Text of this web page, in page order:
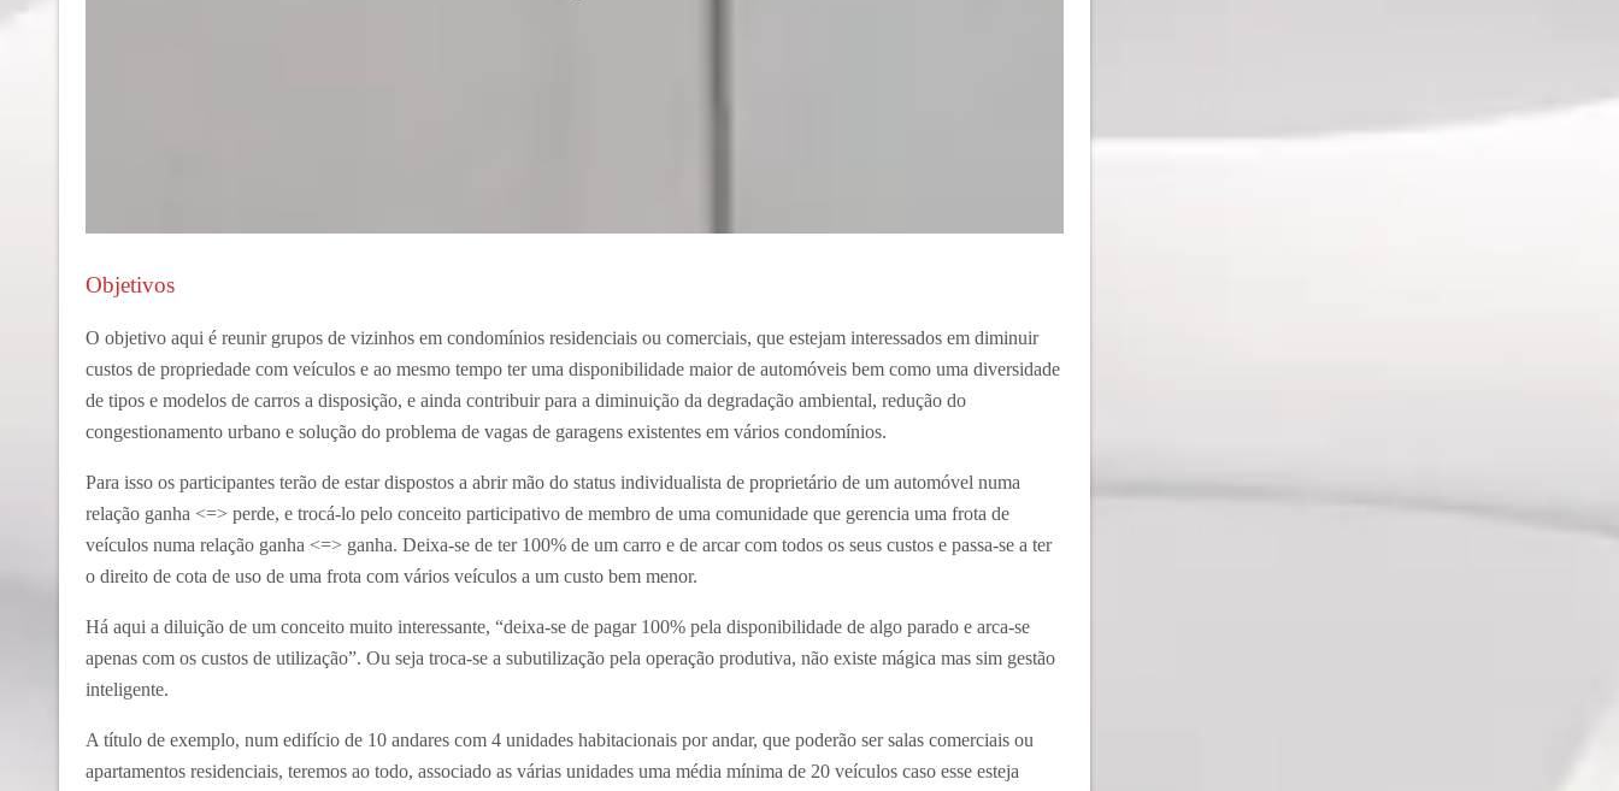
Objetivos
O objetivo aqui é reunir grupos de vizinhos em condomínios residenciais ou comerciais, que estejam interessados em diminuir
custos de propriedade com veículos e ao mesmo tempo ter uma disponibilidade maior de automóveis bem como uma diversidade
de tipos e modelos de carros a disposição, e ainda contribuir para a diminuição da degradação ambiental, redução do
congestionamento urbano e solução do problema de vagas de garagens existentes em vários condomínios.
Para isso os participantes terão de estar dispostos a abrir mão do status individualista de proprietário de um automóvel numa
relação ganha <=> perde, e trocá-lo pelo conceito participativo de membro de uma comunidade que gerencia uma frota de
veículos numa relação ganha <=> ganha. Deixa-se de ter 100% de um carro e de arcar com todos os seus custos e passa-se a ter
o direito de cota de uso de uma frota com vários veículos a um custo bem menor.
Há aqui a diluição de um conceito muito interessante, “deixa-se de pagar 100% pela disponibilidade de algo parado e arca-se
apenas com os custos de utilização”. Ou seja troca-se a subutilização pela operação produtiva, não existe mágica mas sim gestão
inteligente.
A título de exemplo, num edifício de 10 andares com 4 unidades habitacionais por andar, que poderão ser salas comerciais ou
apartamentos residenciais, teremos ao todo, associado as várias unidades uma média mínima de 20 veículos caso esse esteja